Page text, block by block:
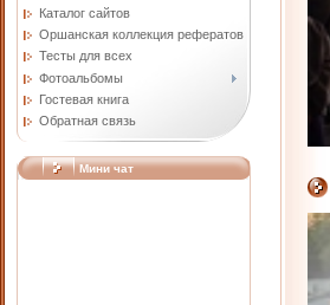
Каталог сайтов
Оршанская коллекция рефератов
Тесты для всех
Фотоальбомы
Гостевая книга
Обратная связь
Мини чат